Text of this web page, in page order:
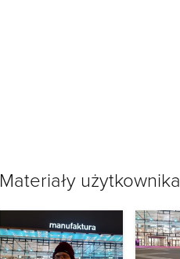
Materiały użytkownika